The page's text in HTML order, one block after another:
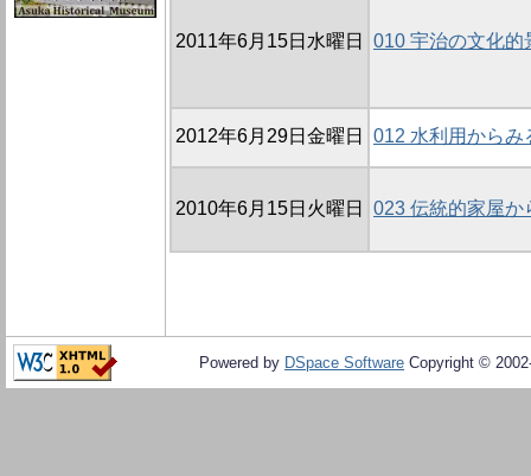
2011年6月15日水曜日 010 宇治の文化的
2012年6月29日金曜日 012 水利用からみ
2010年6月15日火曜日 023 伝統的家屋か
Powered by DSpace Software Copyright ©